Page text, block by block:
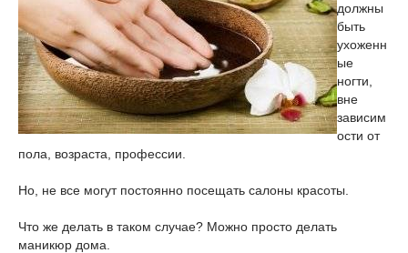
должны
быть
ухоженн
ые
ногти,
вне
зависим
ости от
пола, возраста, профессии.
Но, не все могут постоянно посещать салоны красоты.
Что же делать в таком случае? Можно просто делать
маникюр дома.